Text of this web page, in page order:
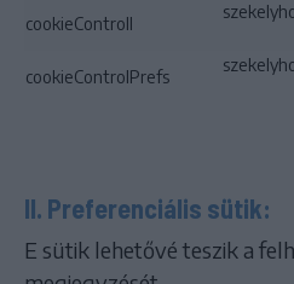
cookieControll
cookieControlPrefs
II. Preferenciális sütik:
E sütik lehetővé teszik a